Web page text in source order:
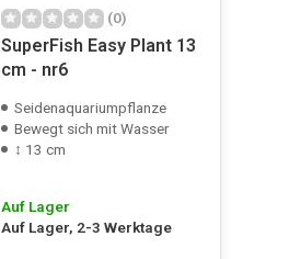
(0)
SuperFish Easy Plant 13
cm - nr6
Seidenaquariumpflanze
Bewegt sich mit Wasser
↕ 13 cm
Auf Lager
Auf Lager, 2-3 Werktage